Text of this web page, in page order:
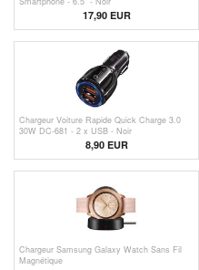
17,90 EUR
Chargeur Voiture Rapide Quick Charge 3.0
30W DC-681 - 2 x USB - Noir
8,90 EUR
Chargeur Samsung Galaxy Watch Sans Fil
Magnétique